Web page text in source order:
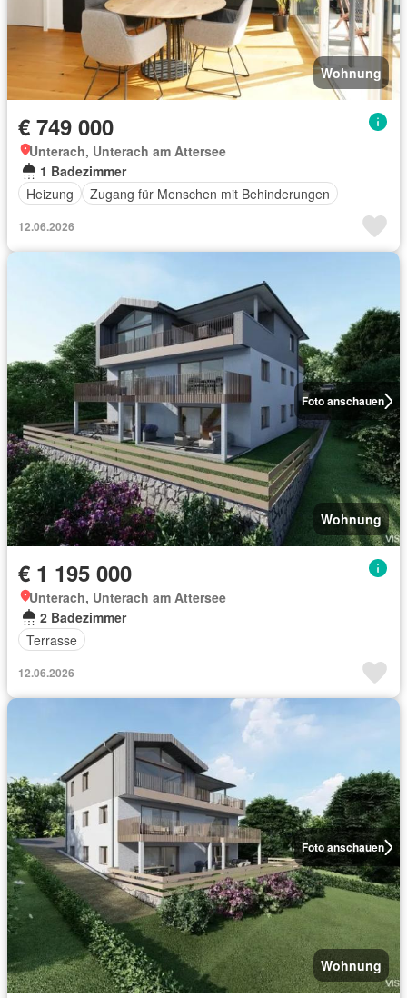
Wohnung
€ 749 000
Unterach, Unterach am Attersee
1 Badezimmer
Heizung
Zugang für Menschen mit Behinderungen
12.06.2026
Foto anschauen
Wohnung
€ 1 195 000
Unterach, Unterach am Attersee
2 Badezimmer
Terrasse
12.06.2026
Foto anschauen
Wohnung